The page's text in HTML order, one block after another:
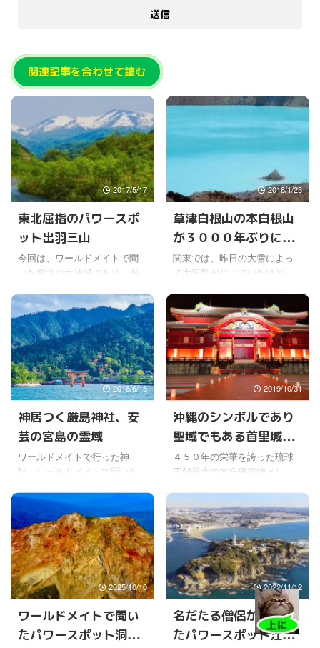
関連記事を合わせて読む
2017/5/17
東北屈指のパワースポ
ット出羽三山
今回は、ワールドメイトで聞
いた東北の大神域であり、歴
中心地だった、出羽三山を紹
介。 出羽三山は、山形県の中
央に位置する主峰月山
（1984m）と、そこから峰続
きで連なる羽黒山（414m）、
そして月山のすぐ南西に位置
する湯殿山（1504m）の総称
になる。 昔は、湯殿山は奥
の院として最も大切な特別な
場所だったようで、月山の東
に位置する葉山を出羽三山と
言っていたそうだ。その後、
葉山でも山岳信仰 ...
2018/1/23
草津白根山の本白根山
が３０００年ぶりに噴
火
関東では、昨日の大雪によっ
て大混乱が生じていたけど、
て被害が出ている。 スキー場
で訓練していた自衛隊員が雪
崩に巻き込まれ死傷者が出て
いた。 御嶽山の時もそうだけ
ど、直前でも噴火を予測する
ことは難しいようだ。 全国に
５０ある常時観測火山の一つ
らしいけど、今回爆発した場
所には、監視カメラが設置さ
れてなく、噴火の速報も出せ
なかったらしい。 これ以上、
さらに被害が広がらないとい
か？本白根山「事前の予兆な
し」気象庁 けさ9時59分ご ...
2016/6/15
神居つく厳島神社、安
芸の宮島の霊域
ワールドメイトで行った神
社、ワールドメイトで聞いた
ている。今日は、世界遺産登
録から今年で２０年経った厳
島神社を紹介。 紹介といっ
ても、外国人に人気の日本の
観光スポットの中でもトップ
を競う、今や世界的に有名な
場所だから知らない人はいな
界に報道された伊勢神宮より
も、おそらく日本で最も海外
2019/10/31
沖縄のシンボルであり
聖域でもある首里城が
焼失！！
４５０年の栄華を誇った琉球
王朝最大の木造建築物とし
た首里城正殿（1992年に復
元）が焼失すると言う、ショ
ッキングなニュースに朝から
驚いた。 一瞬、目を疑ったけ
ど、残念ながら首里城の正殿
は跡形もなく焼け落ち、北殿
や南殿なども焼失してしまっ
ている。 正殿は、昨年末に修
復が済んだばかりだったの
に。 正殿の裏にあたる御内
2025/10/10
ワールドメイトで聞い
たパワースポット洞爺
2022/11/12
名だたる僧侶が修行し
たパワースポット江ノ